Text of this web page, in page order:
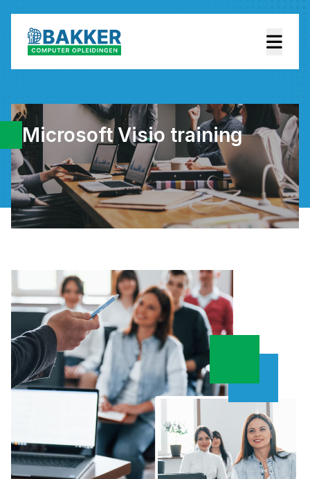
Microsoft Visio training